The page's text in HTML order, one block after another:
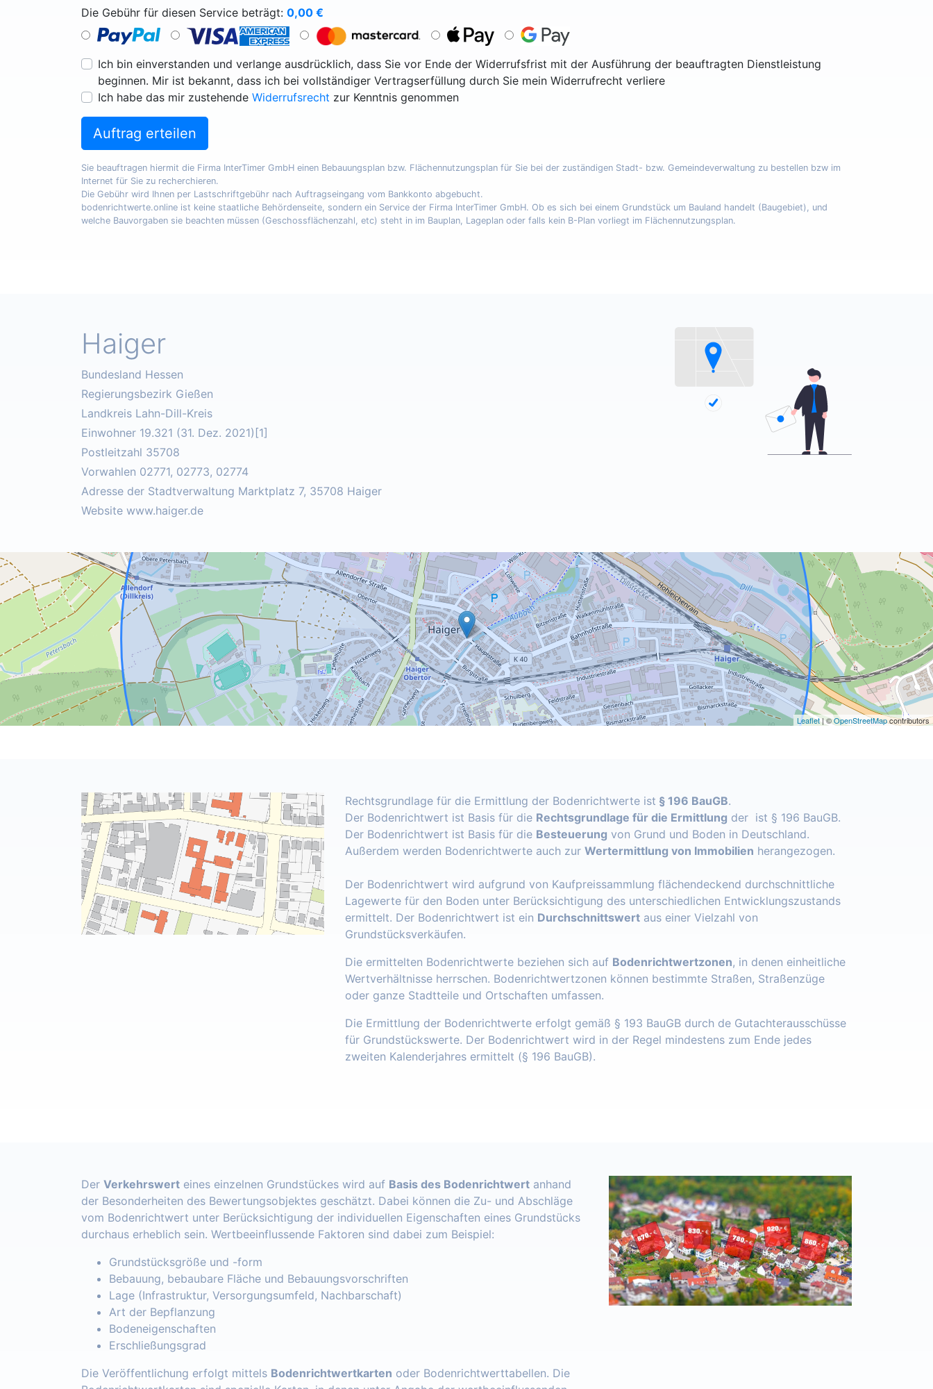
Die Gebühr für diesen Service beträgt: 0,00 €
Ich bin einverstanden und verlange ausdrücklich, dass Sie vor Ende der Widerrufsfrist mit der Ausführung der beauftragten Dienstleistung
beginnen. Mir ist bekannt, dass ich bei vollständiger Vertragserfüllung durch Sie mein Widerrufrecht verliere
Ich habe das mir zustehende Widerrufsrecht zur Kenntnis genommen
Auftrag erteilen
Sie beauftragen hiermit die Firma InterTimer GmbH einen Bebauungsplan bzw. Flächennutzungsplan für Sie bei der zuständigen Stadt- bzw. Gemeindeverwaltung zu bestellen bzw im
Internet für Sie zu recherchieren.
Die Gebühr wird Ihnen per Lastschriftgebühr nach Auftragseingang vom Bankkonto abgebucht.
bodenrichtwerte.online ist keine staatliche Behördenseite, sondern ein Service der Firma InterTimer GmbH. Ob es sich bei einem Grundstück um Bauland handelt (Baugebiet), und
welche Bauvorgaben sie beachten müssen (Geschossflächenzahl, etc) steht in im Bauplan, Lageplan oder falls kein B-Plan vorliegt im Flächennutzungsplan.
Haiger
Bundesland Hessen
Regierungsbezirk Gießen
Landkreis Lahn-Dill-Kreis
Einwohner 19.321 (31. Dez. 2021)[1]
Postleitzahl 35708
Vorwahlen 02771, 02773, 02774
Adresse der Stadtverwaltung Marktplatz 7, 35708 Haiger
Website www.haiger.de
Leaflet| ©OpenStreetMapcontributors
Rechtsgrundlage für die Ermittlung der Bodenrichtwerte ist § 196 BauGB.
Der Bodenrichtwert ist Basis für die Rechtsgrundlage für die Ermittlung der ist § 196 BauGB.
Der Bodenrichtwert ist Basis für die Besteuerung von Grund und Boden in Deutschland.
Außerdem werden Bodenrichtwerte auch zur Wertermittlung von Immobilien herangezogen.
Der Bodenrichtwert wird aufgrund von Kaufpreissammlung flächendeckend durchschnittliche
Lagewerte für den Boden unter Berücksichtigung des unterschiedlichen Entwicklungszustands
ermittelt. Der Bodenrichtwert ist ein Durchschnittswert aus einer Vielzahl von
Grundstücksverkäufen.
Die ermittelten Bodenrichtwerte beziehen sich auf Bodenrichtwertzonen, in denen einheitliche
Wertverhältnisse herrschen. Bodenrichtwertzonen können bestimmte Straßen, Straßenzüge
oder ganze Stadtteile und Ortschaften umfassen.
Die Ermittlung der Bodenrichtwerte erfolgt gemäß § 193 BauGB durch de Gutachterausschüsse
für Grundstückswerte. Der Bodenrichtwert wird in der Regel mindestens zum Ende jedes
zweiten Kalenderjahres ermittelt (§ 196 BauGB).
Der Verkehrswert eines einzelnen Grundstückes wird auf Basis des Bodenrichtwert anhand
der Besonderheiten des Bewertungsobjektes geschätzt. Dabei können die Zu- und Abschläge
vom Bodenrichtwert unter Berücksichtigung der individuellen Eigenschaften eines Grundstücks
durchaus erheblich sein. Wertbeeinflussende Faktoren sind dabei zum Beispiel:
Grundstücksgröße und -form
Bebauung, bebaubare Fläche und Bebauungsvorschriften
Lage (Infrastruktur, Versorgungsumfeld, Nachbarschaft)
Art der Bepflanzung
Bodeneigenschaften
Erschließungsgrad
Die Veröffentlichung erfolgt mittels Bodenrichtwertkarten oder Bodenrichtwerttabellen. Die